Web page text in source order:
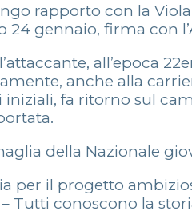
rapporto con la
24 gennaio, firma con
l’attaccante, all’epoca
anche alla
fa ritorno sul
della Nazionale
per il progetto
Tutti conoscono la